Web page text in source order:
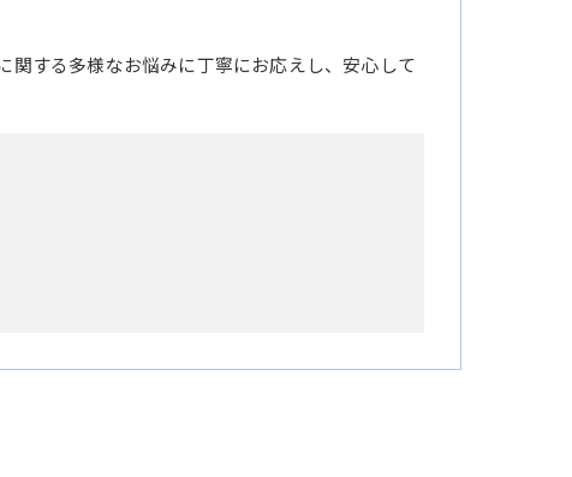
関する多様なお悩みに丁寧にお応えし、安心して